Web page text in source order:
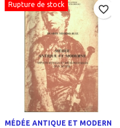
Rupture de stock
MÉDÉE ANTIQUE ET MODERNE.
favorite_border